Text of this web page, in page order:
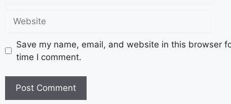
Save my name, email, and website in this browser
time I comment.